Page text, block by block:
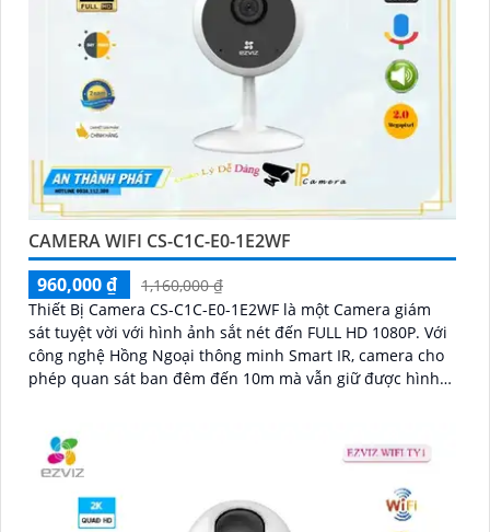
CAMERA WIFI CS-C1C-E0-1E2WF
960,000 ₫
1,160,000 ₫
Thiết Bị Camera CS-C1C-E0-1E2WF là một Camera giám
sát tuyệt vời với hình ảnh sắt nét đến FULL HD 1080P. Với
công nghệ Hồng Ngoại thông minh Smart IR, camera cho
phép quan sát ban đêm đến 10m mà vẫn giữ được hình